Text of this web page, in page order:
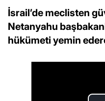
İsrail’de meclisten
Netanyahu
hükümeti yemin